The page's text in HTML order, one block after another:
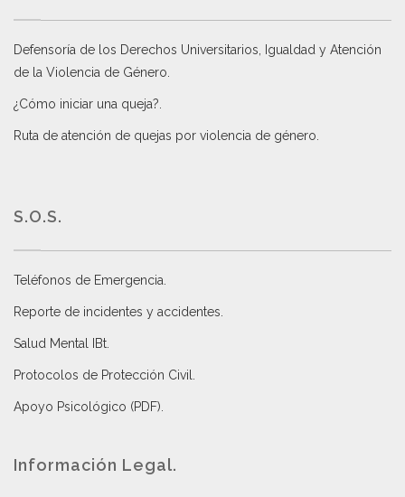
Defensoría de los Derechos Universitarios, Igualdad y Atención
de la Violencia de Género
¿Cómo iniciar una queja?
Ruta de atención de quejas por violencia de género
S.O.S.
Teléfonos de Emergencia.
Reporte de incidentes y accidentes
Salud Mental IBt
Protocolos de Protección Civil
Apoyo Psicológico (PDF)
Información Legal.